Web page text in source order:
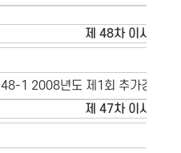
제 48차 이사회 -
48-1 2008년도 제1회 추가경정예
제 47차 이사회 -